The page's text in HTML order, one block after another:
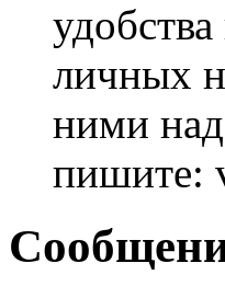
личных
ними
пишите: